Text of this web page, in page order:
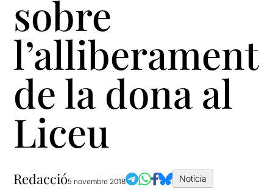
sobre
l’alliberament
de la dona al
Liceu
Redacció5 novembre 2018 Notícia